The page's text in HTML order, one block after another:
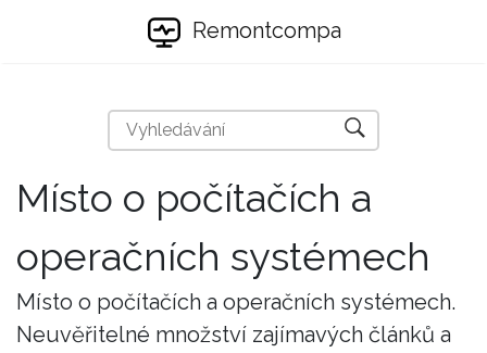
Remontcompa
Místo o počítačích a
operačních systémech
Místo o počítačích a operačních systémech.
Neuvěřitelné množství zajímavých článků a